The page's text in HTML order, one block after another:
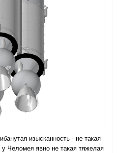
изысканность - не такая
Челомея явно не такая тяжелая